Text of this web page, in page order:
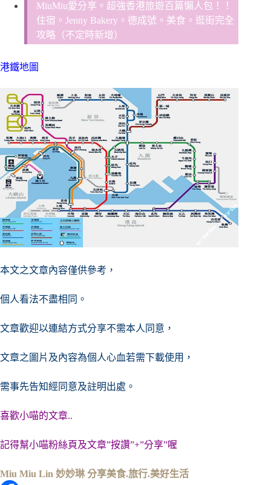
MiuMiu愛分享。超強香港旅遊百篇懶人包！！
住宿。Jenny Bakery。德成號。美食。逛街完全
攻略（不定時新增）
港鐵地圖
本文之文章內容僅供參考，
個人看法不盡相同。
文章歡迎以連結方式分享不需本人同意，
文章之圖片及內容為個人心血若需下載使用，
需事先告知經同意及註明出處。
喜歡小喵的文章..
記得幫小喵粉絲頁及文章”按讚”+”分享”喔
Miu Miu Lin 妙妙琳 分享美食.旅行.美好生活